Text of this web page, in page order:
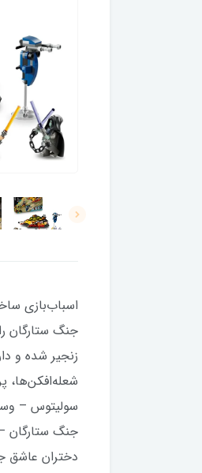
اسباب‌بازی
جنگ ستارگان
زنجیر شده و
دختران عاشق